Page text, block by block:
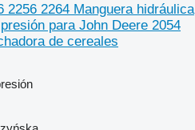
2256 2264 Manguera hidráulica
para John Deere 2054
de cereales